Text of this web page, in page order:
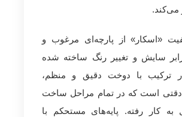
می‌کند.
«اسکار» از پارچه‌ای مرغوب و
سایش و تغییر رنگ ساخته شده
ترکیب با دوخت دقیق و منظم،
دقتی است که در تمام مراحل ساخت
کار رفته. پایه‌های مستحکم با